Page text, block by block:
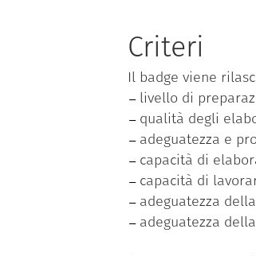
Criteri
Il badge viene
livello di
qualità degli
adeguatezza e
capacità di
capacità di
adeguatezza
adeguatezza